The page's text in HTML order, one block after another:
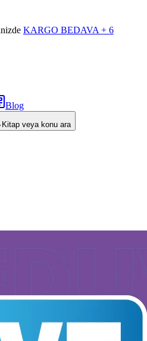
KARGO BEDAVA + 6
Blog
Kitap veya konu ara